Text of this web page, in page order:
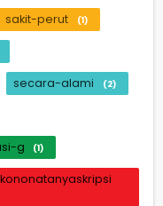
sakit-perut (1)
secara-alami (2)
g (1)